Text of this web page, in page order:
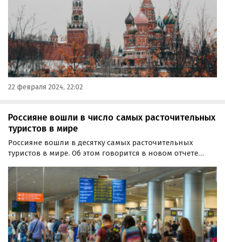
22 февраля 2024, 22:02
Россияне вошли в число самых расточительных
туристов в мире
Россияне вошли в десятку самых расточительных
туристов в мире. Об этом говорится в новом отчете
тратам на туризм. Лидером по расходам на
международный туризм по итогам 2023 года стал Китай.